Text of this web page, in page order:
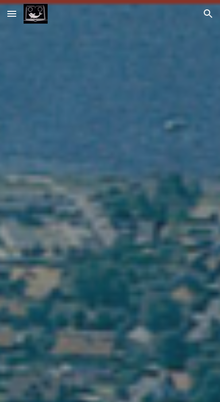
Skip to main content Skip to navigation